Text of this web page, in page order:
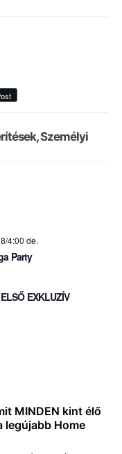
Személyi
4:00 de.
Party
EXKLUZÍV
MINDEN kint élő
legújabb Home